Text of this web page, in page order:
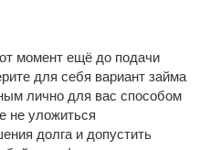
момент ещё до подачи
для себя вариант займа
лично для вас способом
не уложиться
долга и допустить